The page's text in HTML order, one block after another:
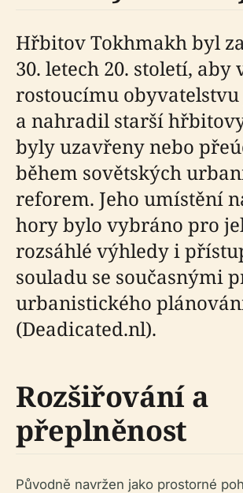
Hřbitov Tokhmakh byl
30. letech 20. století, aby
rostoucímu obyvatelstvu
a nahradil starší
byly uzavřeny nebo
během sovětských
reforem. Jeho umístění
hory bylo vybráno pro
rozsáhlé výhledy i
souladu se současnými
urbanistického
(Deadicated.nl).
Rozšiřování a
přeplněnost
Původně navržen jako prostorné